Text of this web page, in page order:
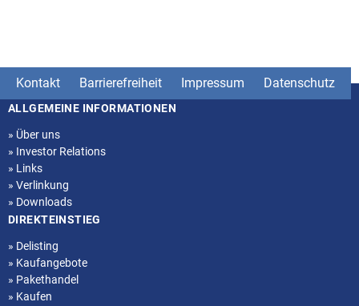
Kontakt Barrierefreiheit Impressum Datenschutz
Seitenstruktur
ALLGEMEINE INFORMATIONEN
» Über uns
» Investor Relations
» Links
» Verlinkung
» Downloads
DIREKTEINSTIEG
» Delisting
» Kaufangebote
» Pakethandel
» Kaufen